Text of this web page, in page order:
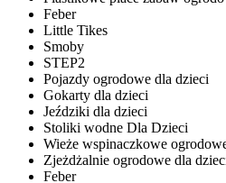
Feber
Little Tikes
Smoby
STEP2
Pojazdy ogrodowe dla dzieci
Gokarty dla dzieci
Jeździki dla dzieci
Stoliki wodne Dla Dzieci
Wieże wspinaczkowe
Zjeżdżalnie ogrodowe dla
Feber